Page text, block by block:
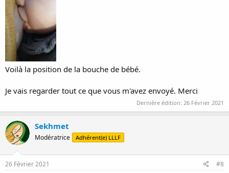
Voilà la position de la bouche de bébé.
Je vais regarder tout ce que vous m'avez envoyé. Merci
Dernière édition: 26 Février 2021
Sekhmet
Modératrice Adhérent(e) LLLF
26 Février 2021 #8